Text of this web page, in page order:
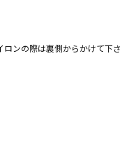
ンの際は裏側からかけて下さ